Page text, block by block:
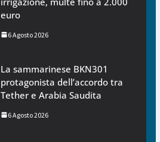
euro
6 Agosto 2026
La sammarinese BKN301
protagonista dell’accordo tra
Tether e Arabia Saudita
6 Agosto 2026